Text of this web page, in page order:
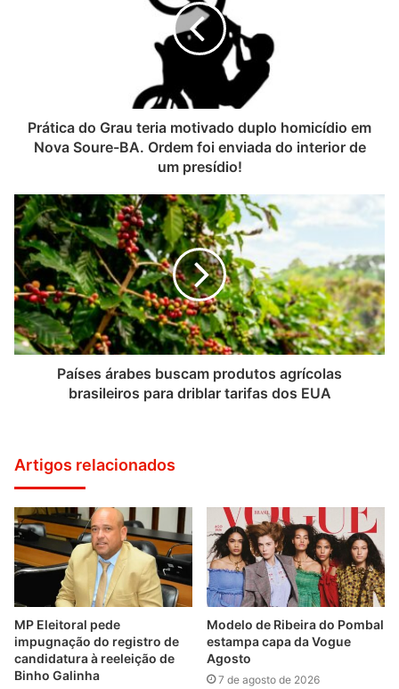
Prática do Grau teria motivado duplo homicídio em
Nova Soure-BA. Ordem foi enviada do interior de
um presídio!
Países árabes buscam produtos agrícolas
brasileiros para driblar tarifas dos EUA
Artigos relacionados
MP Eleitoral pede
impugnação do registro de
candidatura à reeleição de
Binho Galinha
Modelo de Ribeira do Pombal
estampa capa da Vogue
Agosto
7 de agosto de 2026